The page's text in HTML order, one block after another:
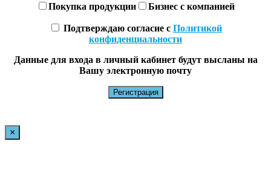
Покупка продукции
Бизнес с компанией
Подтверждаю согласие с Политикой
конфиденциальности
Данные для входа в личный кабинет будут высланы на
Вашу электронную почту
×